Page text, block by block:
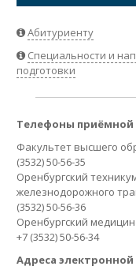
Абитуриенту
Специальности и
подготовки
Телефоны приёмной
Факультет высшего
(3532) 50-56-35
Оренбургский
железнодорожного
(3532) 50-56-36
Оренбургский
+7 (3532) 50-56-34
Адреса